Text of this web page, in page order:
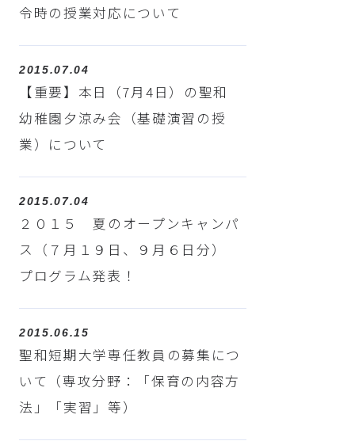
令時の授業対応について
2015.07.04
【重要】本日（7月4日）の聖和
幼稚園夕涼み会（基礎演習の授
業）について
2015.07.04
２０１５ 夏のオープンキャンパ
ス（７月１９日、９月６日分）
プログラム発表！
2015.06.15
聖和短期大学専任教員の募集につ
いて（専攻分野：「保育の内容方
法」「実習」等）